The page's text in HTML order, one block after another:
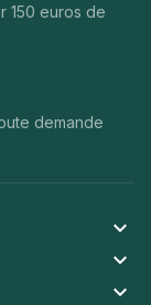
150 euros de
demande
keyboard_arrow_down
keyboard_arrow_down
keyboard_arrow_down